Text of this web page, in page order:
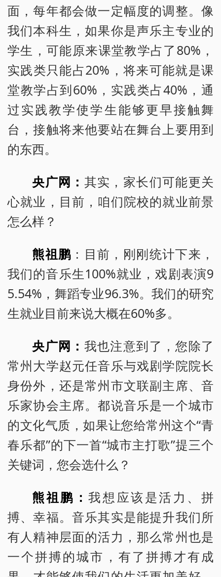
面，每年都会做一定幅度的调整。像
我们本科生，如果你是声乐主专业的
学生，可能原来课堂教学占了80%，
实践类只能占20%，将来可能就是课
堂教学占到60%，实践类占40%，通
过实践教学使学生能够更早接触舞
台，接触将来他要站在舞台上要用到
的东西。
央广网： 其实，家长们可能更关
心就业，目前，咱们院校的就业前景
怎么样？
熊祖鹏 ：目前，刚刚统计下来，
我们的音乐生100%就业，戏剧表演9
5.54%，舞蹈专业96.3%。我们的研究
生就业目前来说大概在60%多。
央广网： 我也注意到了，您除了
常州大学赵元任音乐与戏剧学院院长
身份外，还是常州市文联副主席、音
乐家协会主席。都说音乐是一个城市
的文化气质，如果让您给常州这个“青
春乐都”的下一首“城市主打歌”提三个
关键词，您会选什么？
熊祖鹏：我想应该是活力、拼
搏、幸福。音乐其实是能提升我们所
有人精神层面的活力，那么常州也是
一个拼搏的城市，有了拼搏才有成